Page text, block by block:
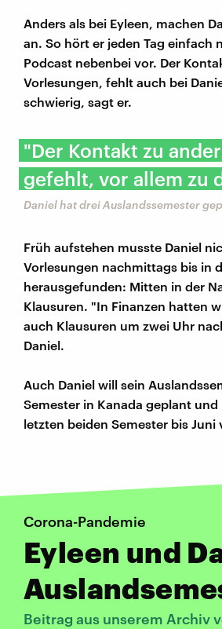
Anders als bei Eyleen, machen
an. So hört er jeden Tag einfach
Podcast nebenbei vor. Der
Vorlesungen, fehlt auch bei
schwierig, sagt er.
"Der Kontakt zu
gefehlt, vor allem zu
Daniel hat drei Auslandssemester
Früh aufstehen musste Daniel
Vorlesungen nachmittags bis in
herausgefunden: Mitten in der
Klausuren. "In Finanzen hatten
auch Klausuren um zwei Uhr
Daniel.
Auch Daniel will sein
Semester in Kanada geplant
letzten beiden Semester bis
Corona-Pandemie
Eyleen und
Beitrag aus unserem Archiv